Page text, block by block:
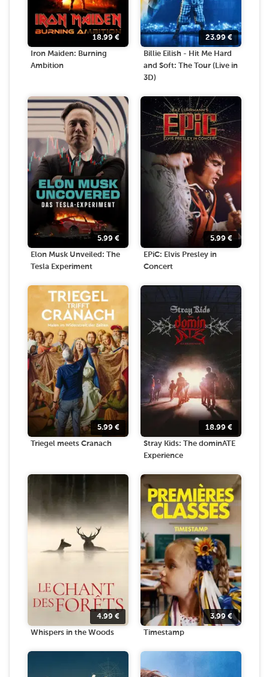
18.99 €
Iron Maiden: Burning
Ambition
23.99€
Billie Eilish - Hit Me Hard
and Soft: The Tour (Live in
3D)
5.99 €
Elon Musk Unveiled: The
Tesla Experiment
5.99 €
EPiC: Elvis Presley in
Concert
5.99 €
Triegel meets Cranach
18.99 €
Stray Kids: The dominATE
Experience
4.99 €
Whispers in the Woods
3.99€
Timestamp